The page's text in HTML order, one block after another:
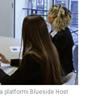
platformi Blueside Host